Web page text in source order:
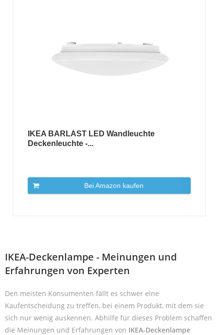
IKEA BARLAST LED Wandleuchte
Deckenleuchte -...
Bei Amazon kaufen
IKEA-Deckenlampe - Meinungen und
Erfahrungen von Experten
Den meisten Konsumenten fällt es schwer eine
Kaufentscheidung zu treffen, bei einem Produkt, mit dem sie
sich nur wenig auskennen. Abhilfe für dieses Problem schaffen
die Meinungen und Erfahrungen von IKEA-Deckenlampe